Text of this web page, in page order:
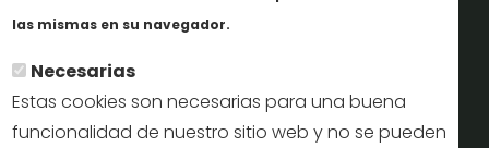
las mismas en su navegador.
Necesarias
Estas cookies son necesarias para una buena
funcionalidad de nuestro sitio web y no se pueden
Perfil del contratante
Oficinas de Turismo
reservas@turismodesegovia.com